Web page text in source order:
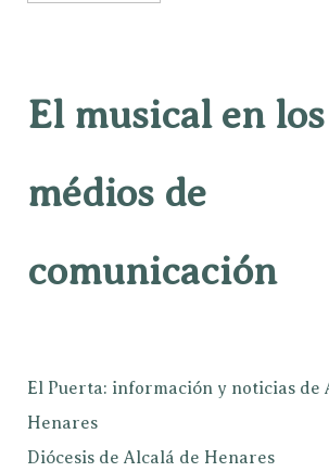
El musical en los
médios de
comunicación
El Puerta: información y noticias de
Henares
Diócesis de Alcalá de Henares